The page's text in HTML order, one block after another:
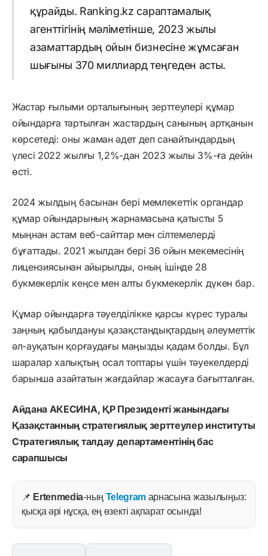
құрайды. Ranking.kz сараптамалық
агенттігінің мәліметінше, 2023 жылы
азаматтардың ойын бизнесіне жұмсаған
шығыны 370 миллиард теңгеден асты.
Жастар ғылыми орталығының зерттеулері құмар
ойындарға тартылған жастардың санының артқанын
көрсетеді: оны жаман әдет деп санайтындардың
үлесі 2022 жылғы 1,2%-дан 2023 жылы 3%-ға дейін
өсті.
2024 жылдың басынан бері мемлекеттік органдар
құмар ойындарының жарнамасына қатысты 5
мыңнан астам веб-сайттар мен сілтемелерді
бұғаттады. 2021 жылдан бері 36 ойын мекемесінің
лицензиясынан айырылды, оның ішінде 28
букмекерлік кеңсе мен алты букмекерлік дүкен бар.
Құмар ойындарға тәуелділікке қарсы күрес туралы
заңның қабылдануы қазақстандықтардың әлеуметтік
әл-ауқатын қорғаудағы маңызды қадам болды. Бұл
шаралар халықтың осал топтары үшін тәуекелдерді
барынша азайтатын жағдайлар жасауға бағытталған.
Айдана АКЕСИНА, ҚР Президенті жанындағы
Қазақстанның стратегиялық зерттеулер институты
Стратегиялық талдау департаментінің бас
сарапшысы
📌 Ertenmedia-ның Telegram арнасына жазылыңыз:
қысқа әрі нұсқа, ең өзекті ақпарат осында!